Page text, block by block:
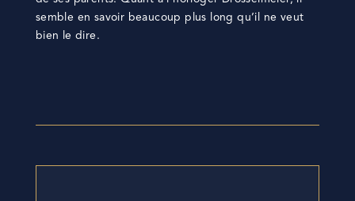
semble en savoir beaucoup plus long qu’il ne veut
bien le dire.